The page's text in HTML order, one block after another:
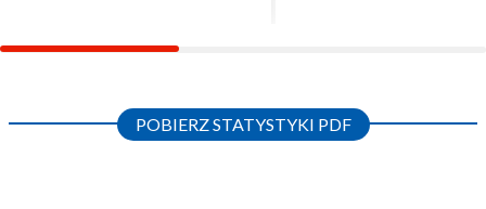
POBIERZ STATYSTYKI PDF